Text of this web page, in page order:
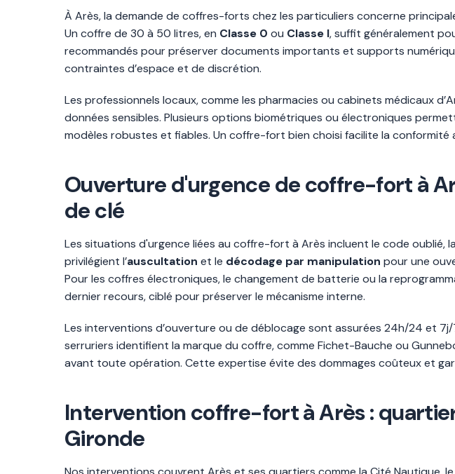
À Arès, la demande de coffres-forts chez les particuliers concerne
Un coffre de 30 à 50 litres, en Classe 0 ou Classe I, suffit généralement
recommandés pour préserver documents importants et supports
contraintes d’espace et de discrétion.
Les professionnels locaux, comme les pharmacies ou cabinets médicaux
données sensibles. Plusieurs options biométriques ou électroniques
modèles robustes et fiables. Un coffre-fort bien choisi facilite la
Ouverture d'urgence de coffre-fort à
de clé
Les situations d'urgence liées au coffre-fort à Arès incluent le code oublié,
privilégient l’auscultation et le décodage par manipulation pour une
Pour les coffres électroniques, le changement de batterie ou la
dernier recours, ciblé pour préserver le mécanisme interne.
Les interventions d’ouverture ou de déblocage sont assurées 24h/24 et
serruriers identifient la marque du coffre, comme Fichet-Bauche ou
avant toute opération. Cette expertise évite des dommages coûteux et
Intervention coffre-fort à Arès :
Gironde